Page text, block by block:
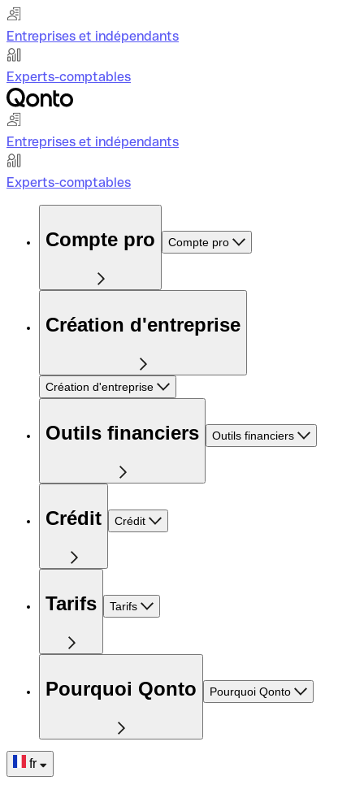
Entreprises et indépendants
Experts-comptables
Entreprises et indépendants
Experts-comptables
Compte pro Compte pro
Création d'entreprise
Création d'entreprise
Outils financiers Outils financiers
Crédit Crédit
Tarifs Tarifs
Pourquoi Qonto Pourquoi Qonto
fr